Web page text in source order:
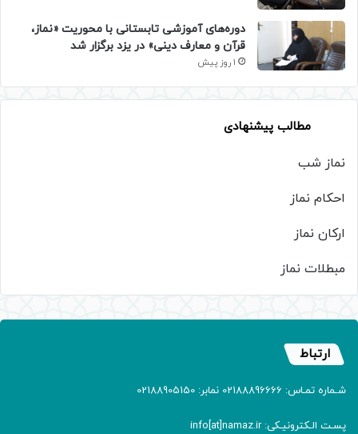
دوره‌های آموزشی تابستانی با محوریت «نماز،
قرآن و معارف دینی» در یزد برگزار شد
1 روز پیش
مطالب پیشنهادی
نماز شب
احکام نماز
ارکان نماز
مبطلات نماز
ارتباط
شـماره تمـاس: 02188896666 نمابر: 02188905150
پسـت الـکترونیـکی: info[at]namaz.ir